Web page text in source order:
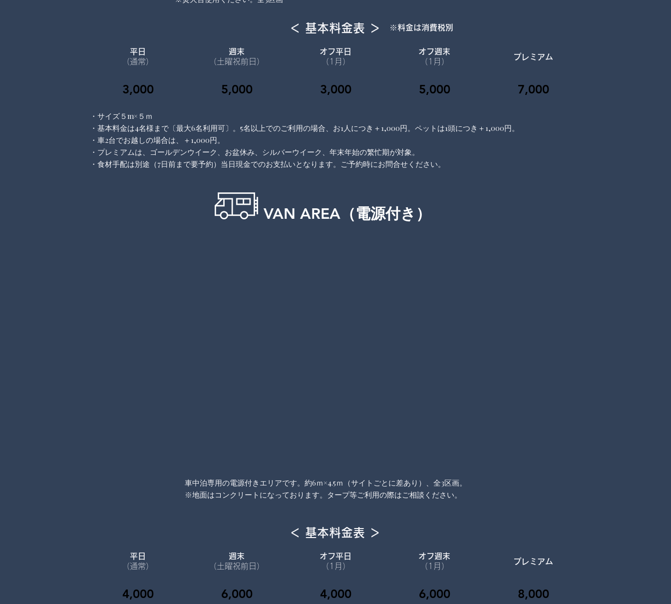
＜ 基本料金表 ＞
平日
（通常）
週末
（土曜祝前日 ）
オフ平日
（1月 ）
オフ週末
（1月 ）
プレミアム
3,000 5,000 3,000 5,000 7,000
※料金は消費税別
・サイズ５m×５ｍ
・基本料金は4名様まで〔最大6名利用可〕。5名以上でのご利用の場合、お1人につき＋1,000円。ペットは1頭につき＋1,000円。
・車2台でお越しの場合は、＋1,000円。
・プレミアムは、ゴールデンウイーク、お盆休み、シルバーウイーク、年末年始の繁忙期が対象。
・食材手配は別途（7日前まで要予約）当日現金でのお支払いとなります。ご予約時にお問合せください。
VAN AREA（電源付き）
車中泊専用の電源付きエリアです。​約6ｍ×4.5ｍ（サイトごとに差あり）、全3区画。
​※地面はコンクリートになっております。タープ等ご利用の際はご相談ください。
＜ 基本料金表 ＞
平日
（通常）
週末
（土曜祝前日 ）
オフ平日
（1月 ）
オフ週末
（1月 ）
プレミアム
4,000 6,000 4,000 6,000 8,000